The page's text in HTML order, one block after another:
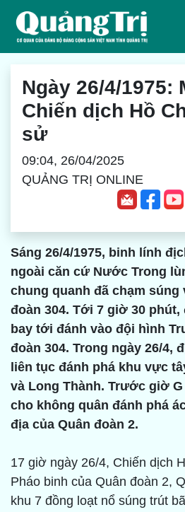
Ngày 26/4/1975:
Chiến dịch Hồ
sử
09:04, 26/04/2025
QUẢNG TRỊ ONLINE
Sáng 26/4/1975, binh lính
ngoài căn cứ Nước Trong
chung quanh đã chạm
đoàn 304. Tới 7 giờ 30
bay tới đánh vào đội hình
đoàn 304. Trong ngày 26/4,
liên tục đánh phá khu vực
và Long Thành. Trước giờ
cho không quân đánh phá
địa của Quân đoàn 2.
17 giờ ngày 26/4, Chiến dịch
Pháo binh của Quân đoàn 2,
khu 7 đồng loạt nổ súng trút